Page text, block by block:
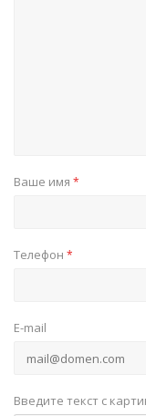
Ваше имя *
Телефон *
E-mail
Введите текст с